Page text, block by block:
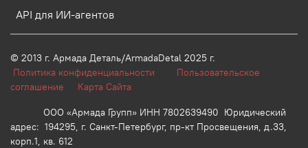
API для ИИ-агентов
© 2013 г. Армада Деталь/ArmadaDetal 2025 г.
Политика конфиденциальности
Пользовательское
соглашение Карта Сайта
ООО «Армада Групп» ИНН 7802639490 Юридический
адрес: 194295, г. Санкт-Петербург, пр-кт Просвещения, д.33,
корп.1, кв. 612